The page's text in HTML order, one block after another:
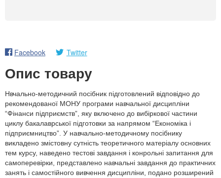
Facebook Twitter
Опис товару
Нвчально-методичний посібник підготовлений відповідно до
рекомендованої МОНУ програми навчальної дисципліни
“Фінанси підприємств”, яку включено до вибіркової частини
циклу бакалаврської підготовки за напрямом “Економіка і
підприємництво”. У навчально-методичному посібнику
викладено змістовну сутність теоретичного матеріалу основних
тем курсу, наведено тестові завдання і конрольні запитання для
самоперевірки, представлено навчальні завдання до практичних
занять і самостійного вивчення дисципліни, подано розширений